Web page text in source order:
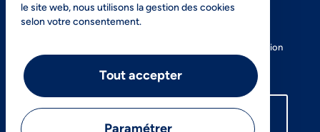
le site web, nous utilisons la gestion des cookies
selon votre consentement.
Tout accepter
liquide en Île-de-France ainsi que dans la vente et la location
de réservoirs cryogéniques.
01 69 85 32 61